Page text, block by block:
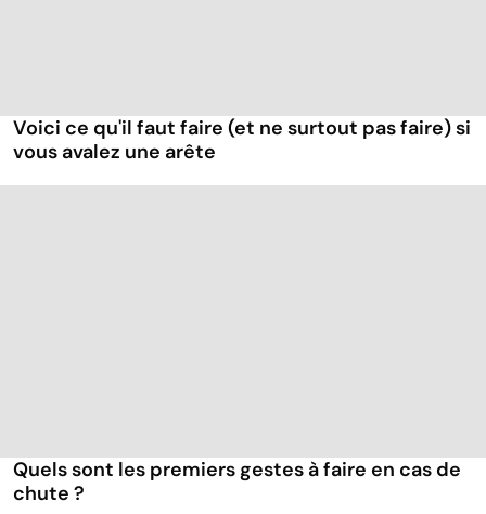
Voici ce qu'il faut faire (et ne surtout pas faire) si
vous avalez une arête
Quels sont les premiers gestes à faire en cas de
chute ?